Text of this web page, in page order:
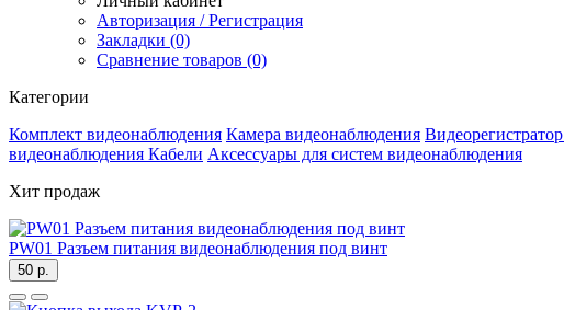
Авторизация / Регистрация
Закладки (0)
Сравнение товаров (0)
Категории
Комплект видеонаблюдения Камера видеонаблюдения Видеорегистратор
видеонаблюдения Кабели Аксессуары для систем видеонаблюдения
Хит продаж
PW01 Разъем питания видеонаблюдения под винт
50 р.